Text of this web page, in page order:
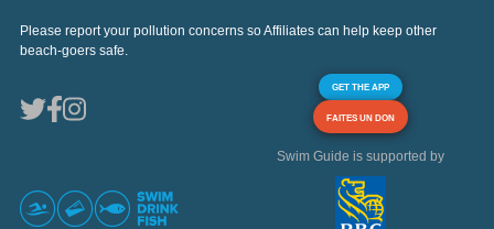
Please report your pollution concerns so Affiliates can help keep other
beach-goers safe.
GET THE APP
FAITES UN DON
Swim Guide is supported by